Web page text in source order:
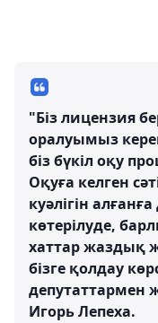
"Біз лицензия
оралуымыз
біз бүкіл оқу
Оқуға келген
куәлігін
көтерілуде,
хаттар жаздық
бізге қолдау
депутаттармен
Игорь Лепеха.